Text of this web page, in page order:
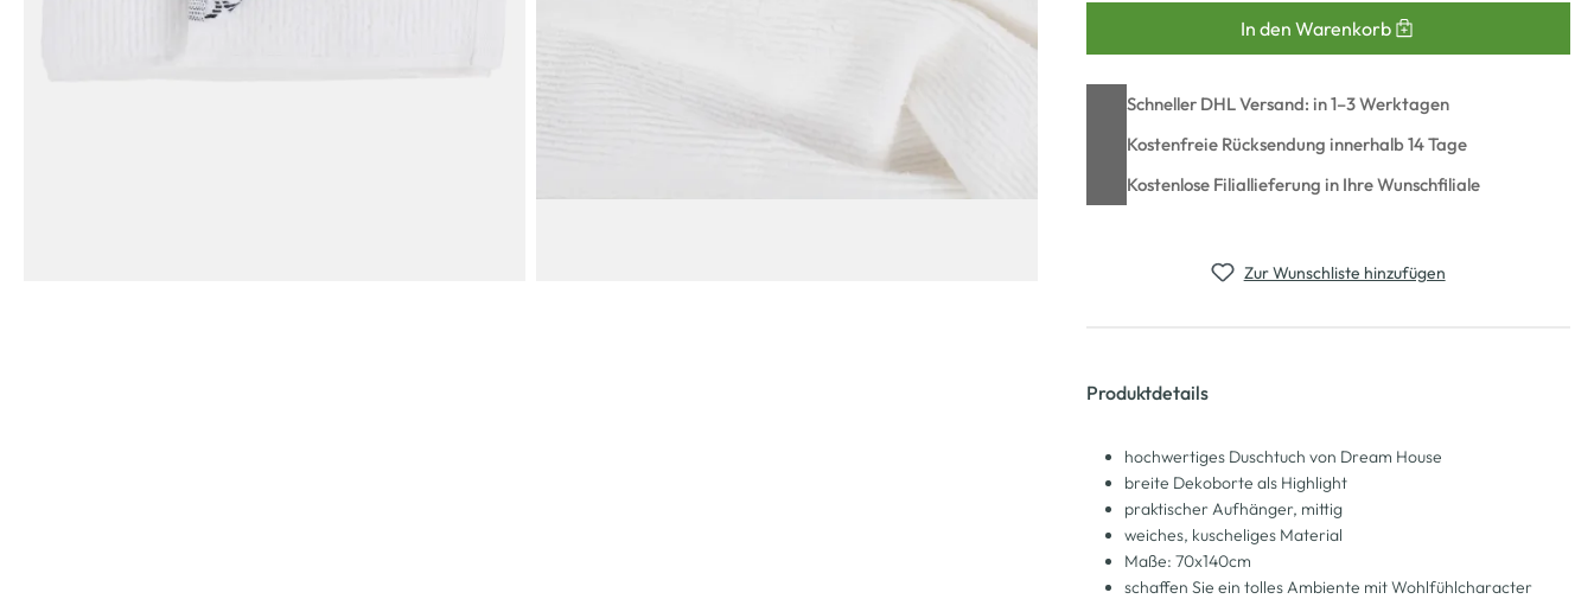
In den Warenkorb
Schneller DHL Versand: in 1–3 Werktagen
Kostenfreie Rücksendung innerhalb 14 Tage
Kostenlose Filiallieferung in Ihre Wunschfiliale
Zur Wunschliste hinzufügen
Produktdetails
hochwertiges Duschtuch von Dream House
breite Dekoborte als Highlight
praktischer Aufhänger, mittig
weiches, kuscheliges Material
Maße: 70x140cm
schaffen Sie ein tolles Ambiente mit Wohlfühlcharacter